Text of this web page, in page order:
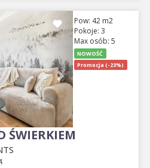
NextPow: 42 m2
Pokoje: 3
Max osób: 5
NOWOŚĆ
Promocja (-23%)